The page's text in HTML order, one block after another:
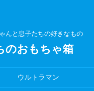
んと息子たちの好きなもの
のおもちゃ箱
ウルトラマン